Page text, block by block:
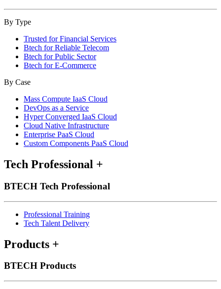
By Type
Trusted for Financial Services
Btech for Reliable Telecom
Btech for Public Sector
Btech for E-Commerce
By Case
Mass Compute IaaS Cloud
DevOps as a Service
Hyper Converged IaaS Cloud
Cloud Native Infrastructure
Enterprise PaaS Cloud
Custom Components PaaS Cloud
Tech Professional +
BTECH Tech Professional
Professional Training
Tech Talent Delivery
Products +
BTECH Products